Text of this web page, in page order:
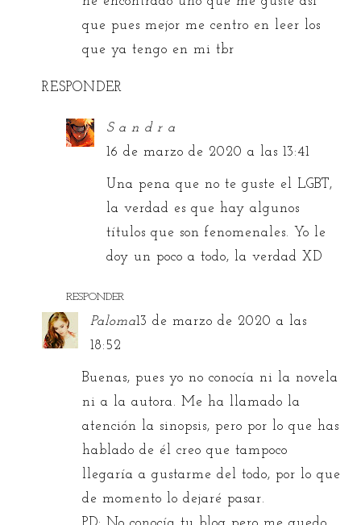
que pues mejor me centro en leer los
que ya tengo en mi tbr
RESPONDER
S a n d r a
16 de marzo de 2020 a las 13:41
Una pena que no te guste el LGBT,
la verdad es que hay algunos
títulos que son fenomenales. Yo le
doy un poco a todo, la verdad XD
RESPONDER
Paloma13 de marzo de 2020 a las
18:52
Buenas, pues yo no conocía ni la novela
ni a la autora. Me ha llamado la
atención la sinopsis, pero por lo que has
hablado de él creo que tampoco
llegaría a gustarme del todo, por lo que
de momento lo dejaré pasar.